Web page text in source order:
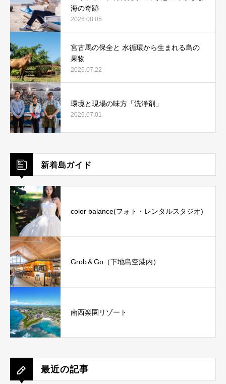
海の奇跡
2026.08.05
宮古馬の保全と 水循環から生まれる島の
果物
2026.07.22
環境と現場の味方「洗浄剤」
2026.07.01
新着島ガイド
color balance(フォト・レンタルスタジオ)
Grob＆Go（下地島空港内）
南西楽園リゾート
最近の記事